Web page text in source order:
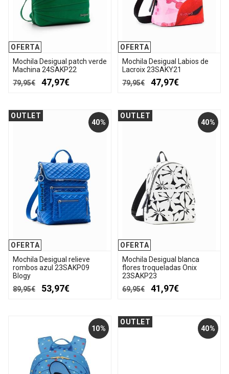
OFERTA
Mochila Desigual patch verde
Machina 24SAKP22
79,95€
47,97€
OFERTA
Mochila Desigual Labios de
Lacroix 23SAKY21
79,95€
47,97€
40%
OFERTA
OUTLET
Mochila Desigual relieve
rombos azul 23SAKP09
Blogy
89,95€
53,97€
40%
OFERTA
OUTLET
Mochila Desigual blanca
flores troqueladas Onix
23SAKP23
69,95€
41,97€
10% 40%
OUTLET